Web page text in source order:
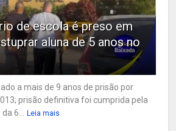
de escola é preso em
aluna de 5 anos no
a mais de 9 anos de prisão por
prisão definitiva foi cumprida pela
6...
Leia mais